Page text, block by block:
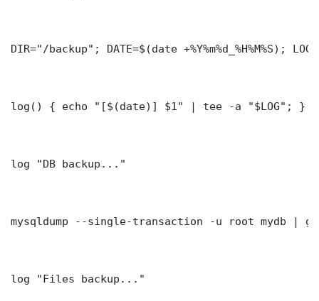
DIR="/backup"; DATE=$(date +%Y%m%d_%H%M%S);
log() { echo "[$(date)] $1" | tee -a "$LOG"; }
log "DB backup..."
mysqldump --single-transaction -u root mydb |
log "Files backup..."